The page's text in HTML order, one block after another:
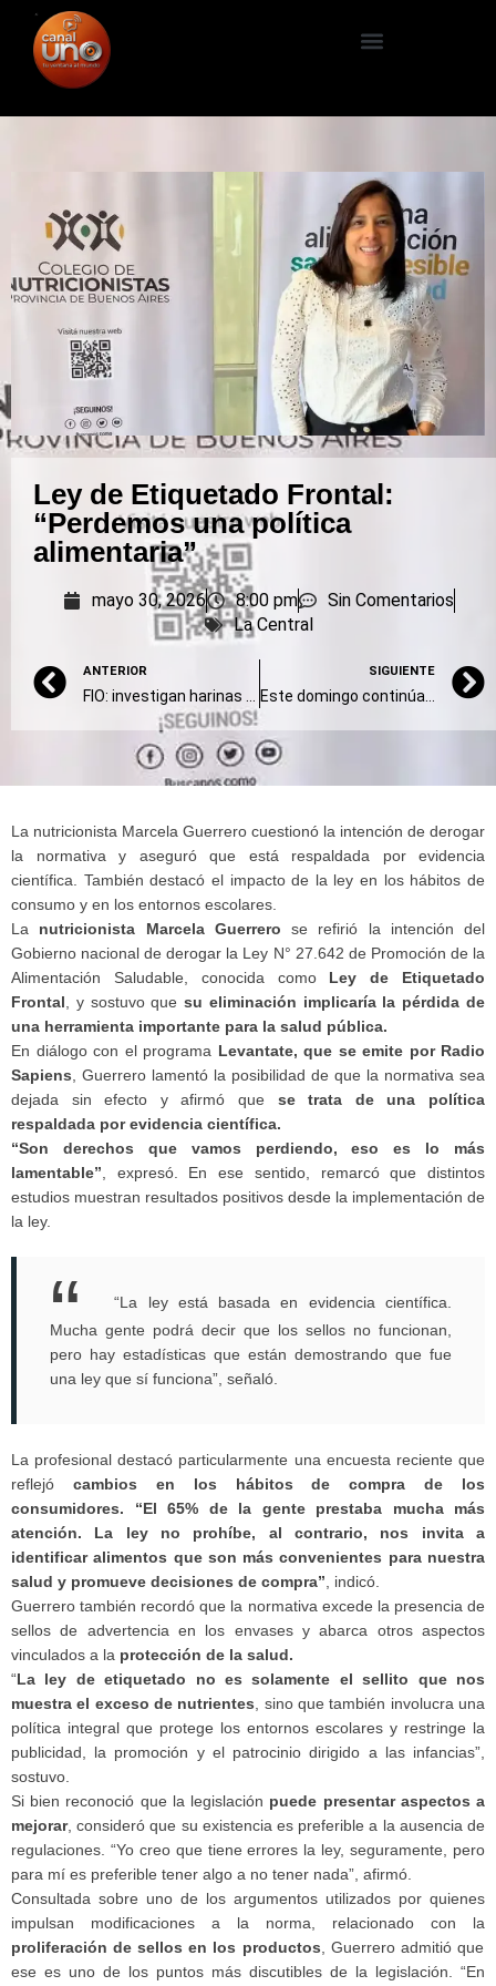
Ley de Etiquetado Frontal:
“Perdemos una política
alimentaria”
mayo 30, 2026 8:00 pm
Sin Comentarios
La Central
ANTERIOR SIGUIENTE
La nutricionista Marcela Guerrero cuestionó la intención de derogar
la normativa y aseguró que está respaldada por evidencia
científica. También destacó el impacto de la ley en los hábitos de
consumo y en los entornos escolares.
La nutricionista Marcela Guerrero se refirió la intención del
Gobierno nacional de derogar la Ley N° 27.642 de Promoción de la
Alimentación Saludable, conocida comoLey de Etiquetado
Frontal , y sostuvo quesu eliminación implicaría la pérdida de
una herramienta importante para la salud pública.
En diálogo con el programa Levantate, que se emite por Radio
Sapiens , Guerrero lamentó la posibilidad de que la normativa sea
dejada sin efecto y afirmó que se trata de una política
respaldada por evidencia científica.
“Son derechos que vamos perdiendo, eso es lo más
lamentable” , expresó. En ese sentido, remarcó que distintos
estudios muestran resultados positivos desde la implementación de
la ley.
“La ley está basada en evidencia científica.
Mucha gente podrá decir que los sellos no funcionan,
pero hay estadísticas que están demostrando que fue
una ley que sí funciona”, señaló.
La profesional destacó particularmente una encuesta reciente que
reflejó cambios en los hábitos de compra de los
consumidores.
“El 65% de la gente prestaba mucha más
atención. La ley no prohíbe, al contrario, nos invita a
identificar alimentos que son más convenientes para nuestra
salud y promueve decisiones de compra” , indicó.
Guerrero también recordó que la normativa excede la presencia de
sellos de advertencia en los envases y abarca otros aspectos
vinculados a la protección de la salud.
“La ley de etiquetado no es solamente el sellito que nos
muestra el exceso de nutrientes , sino que también involucra una
política integral que protege los entornos escolares y restringe la
publicidad, la promoción y el patrocinio dirigido a las infancias”,
sostuvo.
Si bien reconoció que la legislación puede presentar aspectos a
mejorar, consideró que su existencia es preferible a la ausencia de
regulaciones. “Yo creo que tiene errores la ley, seguramente, pero
para mí es preferible tener algo a no tener nada”, afirmó.
Consultada sobre uno de los argumentos utilizados por quienes
impulsan modificaciones a la norma, relacionado con la
proliferación de sellos en los productos , Guerrero admitió que
ese es uno de los puntos más discutibles de la legislación. “En